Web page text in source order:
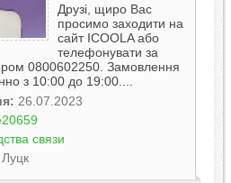
Друзі, щиро Вас
просимо заходити на
сайт ICOOLA або
телефонувати за
0800602250. Замовлення
з 10:00 до 19:00....
26.07.2023
связи